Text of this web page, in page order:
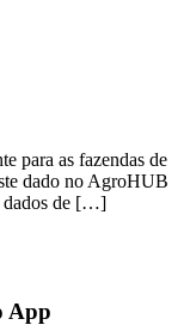
para as fazendas de
dado no AgroHUB
dados de […]
App